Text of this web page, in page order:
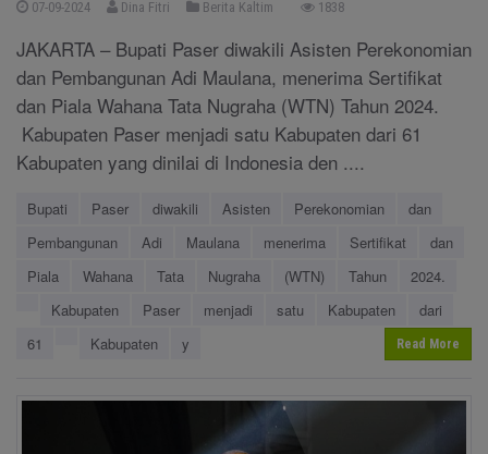
07-09-2024 Dina Fitri Berita Kaltim 1838
JAKARTA – Bupati Paser diwakili Asisten Perekonomian
dan Pembangunan Adi Maulana, menerima Sertifikat
dan Piala Wahana Tata Nugraha (WTN) Tahun 2024.
Kabupaten Paser menjadi satu Kabupaten dari 61
Kabupaten yang dinilai di Indonesia den ....
Bupati Paser diwakili Asisten Perekonomian
dan
Pembangunan
Adi Maulana menerima Sertifikat
dan
Piala
Wahana Tata Nugraha (WTN) Tahun
2024.
Kabupaten
Paser menjadi satu Kabupaten
dari
61
Kabupaten y Read More